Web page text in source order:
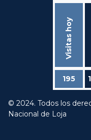
Visitas hoy
195
© 2024. Todos los
Nacional de Loja